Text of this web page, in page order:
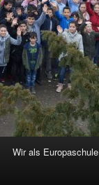
Wir als Europaschule